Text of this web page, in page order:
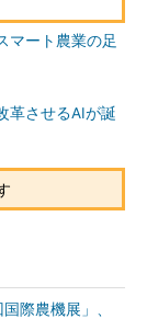
マート農業の足
革させるAIが誕
際農機展」、